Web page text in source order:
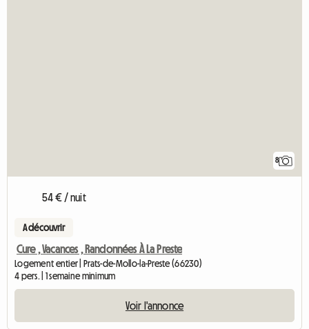
8
54 € / nuit
A découvrir
Cure , Vacances , Randonnées À La Preste
Logement entier | Prats-de-Mollo-la-Preste (66230)
4 pers. | 1 semaine minimum
Voir l'annonce